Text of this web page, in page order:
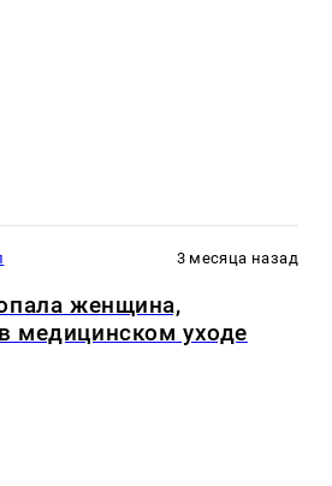
3 месяца назад
женщина,
медицинском уходе